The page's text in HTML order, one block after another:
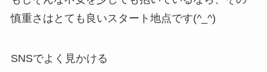
慎重さはとても良いスタート地点です(^_^)
SNSでよく見かける